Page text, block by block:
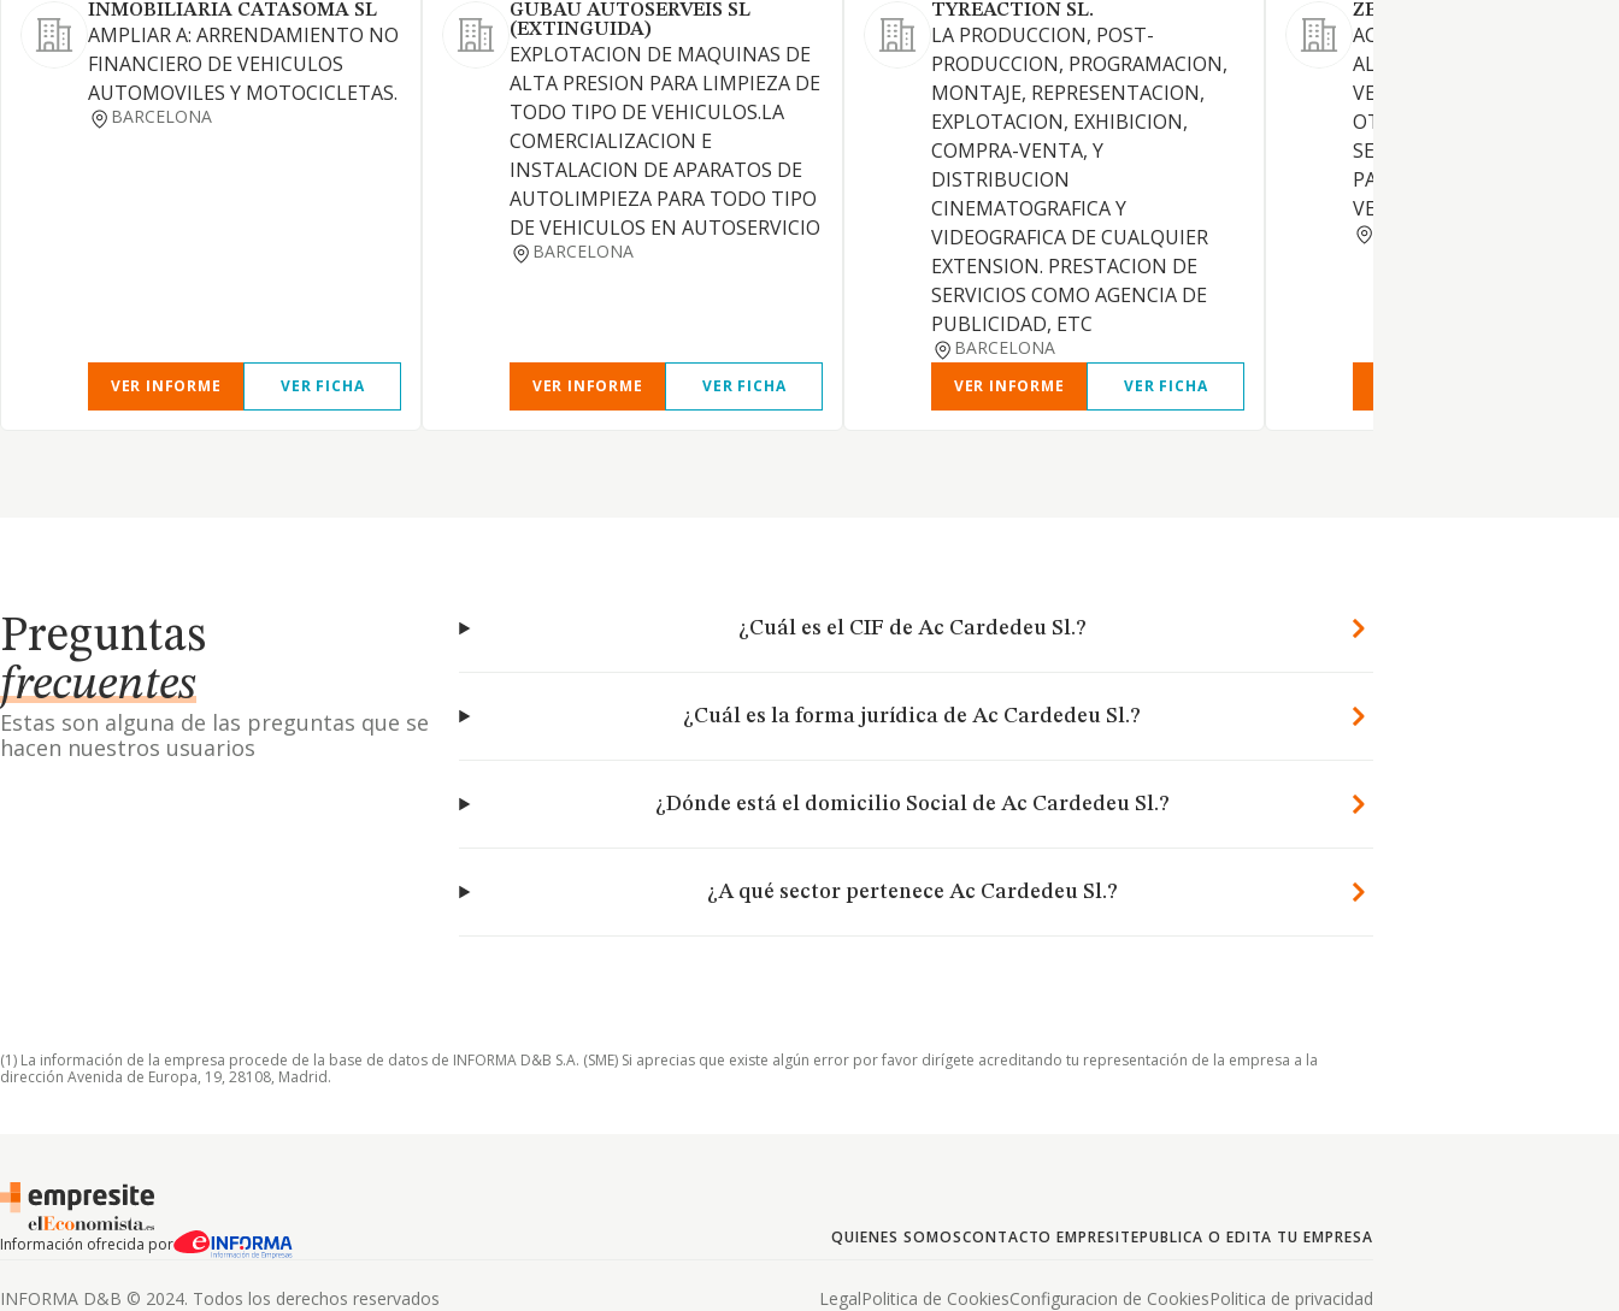
INMOBILIARIA CATASOMA SL
AMPLIAR A: ARRENDAMIENTO NO
FINANCIERO DE VEHICULOS
AUTOMOVILES Y MOTOCICLETAS.
BARCELONA
VER INFORME VER FICHA
GUBAU AUTOSERVEIS SL
(EXTINGUIDA)
EXPLOTACION DE MAQUINAS DE
ALTA PRESION PARA LIMPIEZA DE
TODO TIPO DE VEHICULOS.LA
COMERCIALIZACION E
INSTALACION DE APARATOS DE
AUTOLIMPIEZA PARA TODO TIPO
DE VEHICULOS EN AUTOSERVICIO
BARCELONA
VER INFORME VER FICHA
TYREACTION SL.
LA PRODUCCION, POST-
PRODUCCION, PROGRAMACION,
MONTAJE, REPRESENTACION,
EXPLOTACION, EXHIBICION,
COMPRA-VENTA, Y
DISTRIBUCION
CINEMATOGRAFICA Y
VIDEOGRAFICA DE CUALQUIER
EXTENSION. PRESTACION DE
SERVICIOS COMO AGENCIA DE
PUBLICIDAD, ETC
BARCELONA
VER INFORME VER FICHA
ZERO MOBILITY ATRIX S.L.
ACTIVIDAD PRINCIPAL: 7711
ALQUILER DE
VEHICULOS DE MOTOR
OTRAS ACTIVIDADES: 4933 /
SERVICIOS DE TRANSPORTE
PASAJEROS BAJO DEMANDA
VEHICULOS CON
Preguntas
frecuentes
Estas son alguna de las preguntas que se
hacen nuestros usuarios
¿Cuál es el CIF de Ac Cardedeu Sl.?
¿Cuál es la forma jurídica de Ac Cardedeu Sl.?
¿Dónde está el domicilio Social de Ac Cardedeu Sl.?
¿A qué sector pertenece Ac Cardedeu Sl.?
(1) La información de la empresa procede de la base de datos de INFORMA D&B S.A. (SME) Si aprecias que existe algún error por favor dirígete acreditando tu representación de la empresa a la
dirección Avenida de Europa, 19, 28108, Madrid.
Información ofrecida por QUIENES SOMOSCONTACTO EMPRESITEPUBLICA O EDITA TU EMPRESA
INFORMA D&B © 2024. Todos los derechos reservados LegalPolitica de CookiesConfiguracion de CookiesPolitica de privacidad